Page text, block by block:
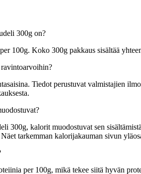
300g on?
100g. Koko 300g pakkaus sisältää
Tiedot perustuvat valmistajien
kalorit muodostuvat sen
tarkemman kalorijakauman sivun
per 100g, mikä tekee siitä hyvän